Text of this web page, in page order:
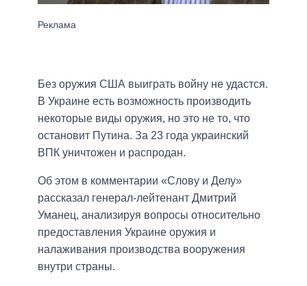
Без оружия США выиграть войну не удастся.
В Украине есть возможность производить
некоторые виды оружия, но это не то, что
остановит Путина. За 23 года украинский
ВПК уничтожен и распродан.
Об этом в комментарии «Слову и Делу»
рассказал генерал-лейтенант Дмитрий
Уманец, анализируя вопросы относительно
предоставления Украине оружия и
налаживания производства вооружения
внутри страны.